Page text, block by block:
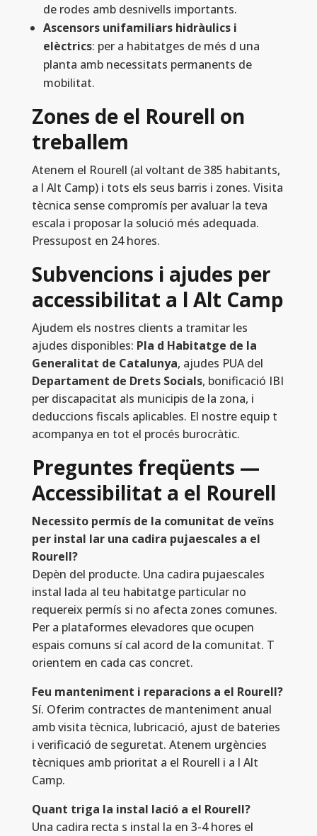
de rodes amb desnivells importants.
Ascensors unifamiliars hidràulics i
elèctrics: per a habitatges de més d una
planta amb necessitats permanents de
mobilitat.
Zones de el Rourell on
treballem
Atenem el Rourell (al voltant de 385 habitants,
a l Alt Camp) i tots els seus barris i zones. Visita
tècnica sense compromís per avaluar la teva
escala i proposar la solució més adequada.
Pressupost en 24 hores.
Subvencions i ajudes per
accessibilitat a l Alt Camp
Ajudem els nostres clients a tramitar les
ajudes disponibles: Pla d Habitatge de la
Generalitat de Catalunya, ajudes PUA del
Departament de Drets Socials, bonificació IBI
per discapacitat als municipis de la zona, i
deduccions fiscals aplicables. El nostre equip t
acompanya en tot el procés burocràtic.
Preguntes freqüents —
Accessibilitat a el Rourell
Necessito permís de la comunitat de veïns
per instal lar una cadira pujaescales a el
Rourell?
Depèn del producte. Una cadira pujaescales
instal lada al teu habitatge particular no
requereix permís si no afecta zones comunes.
Per a plataformes elevadores que ocupen
espais comuns sí cal acord de la comunitat. T
orientem en cada cas concret.
Feu manteniment i reparacions a el Rourell?
Sí. Oferim contractes de manteniment anual
amb visita tècnica, lubricació, ajust de bateries
i verificació de seguretat. Atenem urgències
tècniques amb prioritat a el Rourell i a l Alt
Camp.
Quant triga la instal lació a el Rourell?
Una cadira recta s instal la en 3-4 hores el